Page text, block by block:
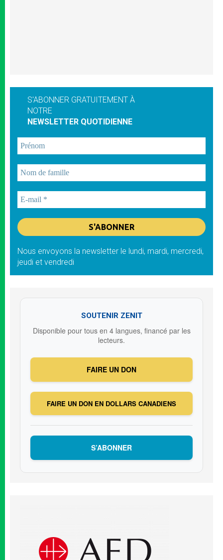
S'ABONNER GRATUITEMENT À
NOTRE
NEWSLETTER QUOTIDIENNE
Nous envoyons la newsletter le lundi, mardi, mercredi,
jeudi et vendredi
SOUTENIR ZENIT
Disponible pour tous en 4 langues, financé par les
lecteurs.
FAIRE UN DON
FAIRE UN DON EN DOLLARS CANADIENS
S’ABONNER